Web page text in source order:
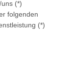
(*)
folgenden
(*)